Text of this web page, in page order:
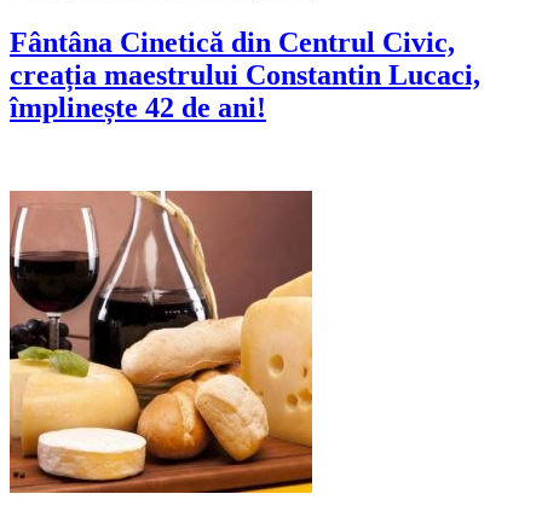
Fântâna Cinetică din Centrul Civic,
creația maestrului Constantin Lucaci,
împlinește 42 de ani!